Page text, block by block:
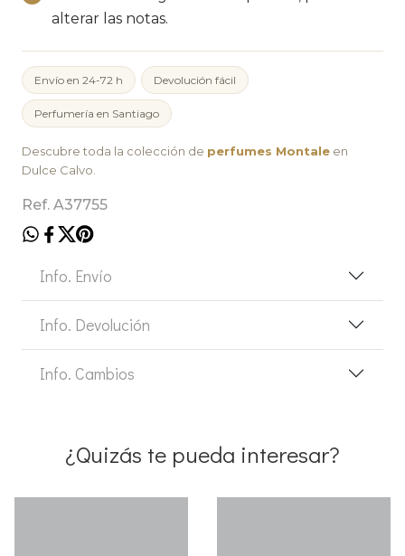
alterar las notas.
Envío en 24-72 h Devolución fácil
Perfumería en Santiago
Descubre toda la colección de perfumes Montale en
Dulce Calvo.
Ref. A37755
Info. Envío
Info. Devolución
Info. Cambios
¿Quizás te pueda interesar?